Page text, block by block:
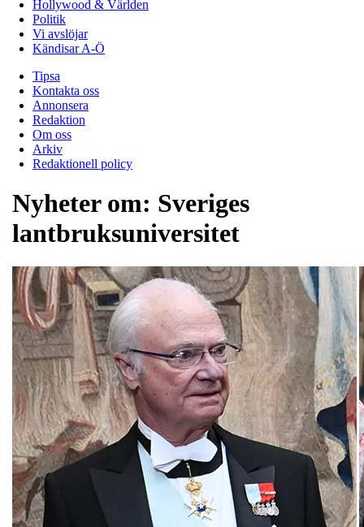
Hollywood & Världen
Politik
Vi avslöjar
Kändisar A-Ö
Tipsa
Kontakta oss
Annonsera
Redaktion
Om oss
Arkiv
Redaktionell policy
Nyheter om: Sveriges
lantbruksuniversitet